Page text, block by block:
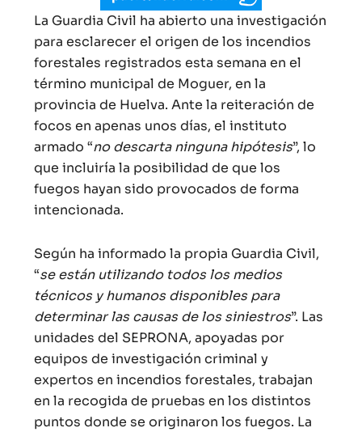
La Guardia Civil ha abierto una investigación
para esclarecer el origen de los incendios
forestales registrados esta semana en el
término municipal de Moguer, en la
provincia de Huelva. Ante la reiteración de
focos en apenas unos días, el instituto
armado “no descarta ninguna hipótesis”, lo
que incluiría la posibilidad de que los
fuegos hayan sido provocados de forma
intencionada.
Según ha informado la propia Guardia Civil,
“se están utilizando todos los medios
técnicos y humanos disponibles para
determinar las causas de los siniestros”. Las
unidades del SEPRONA, apoyadas por
equipos de investigación criminal y
expertos en incendios forestales, trabajan
en la recogida de pruebas en los distintos
puntos donde se originaron los fuegos. La